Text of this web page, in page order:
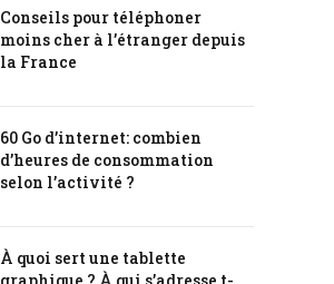
Conseils pour téléphoner
moins cher à l’étranger depuis
la France
60 Go d’internet: combien
d’heures de consommation
selon l’activité ?
À quoi sert une tablette